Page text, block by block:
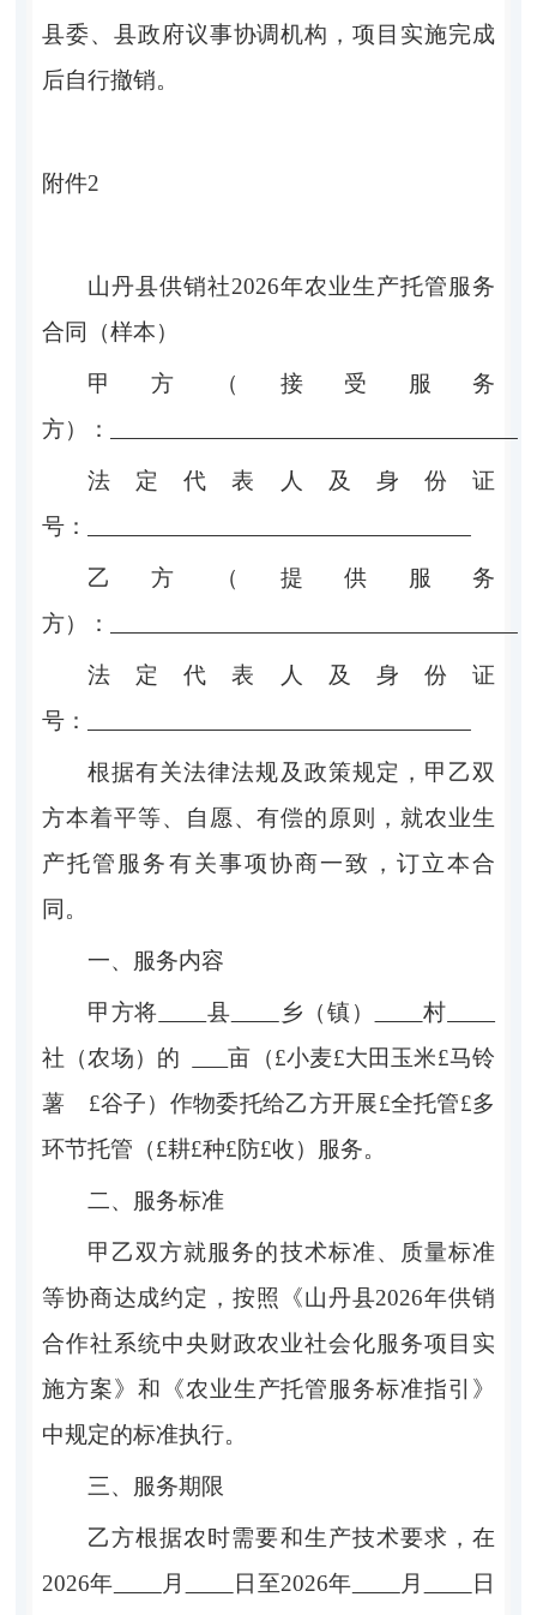
县委、县政府议事协调机构，项目实施完成
后自行撤销。
附件2
山丹县供销社2026年农业生产托管服务
合同
（样本）
甲方（接受服务
方）：
法定代表人及身份证
号：
乙方（提供服务
方）：
法定代表人及身份证
号：
根据有关法律法规及政策规定，甲乙双
方本着平等、自愿、有偿的原则，就农业生
产托管服务有关事项协商一致，订立本合
同。
一、服务内容
甲方将 县 乡（镇）
村
社（农场）的
亩 （£小麦£大田玉米£马铃
薯 £谷子） 作物委托给乙方开展£全托管£多
环节托管（£耕£种£防£收） 服务。
二、服务标准
甲乙双方就服务的技术标准、质量标准
等协商达成约定，按照《山丹县2026年供销
合作社系统中央财政农业社会化服务项目实
施方案》 和
《农业生产托管服务标准指引》
中规定的标准执行。
三、服务期限
乙方根据农时需要和生产技术要求，在
2026年 月 日至2026年 月
日